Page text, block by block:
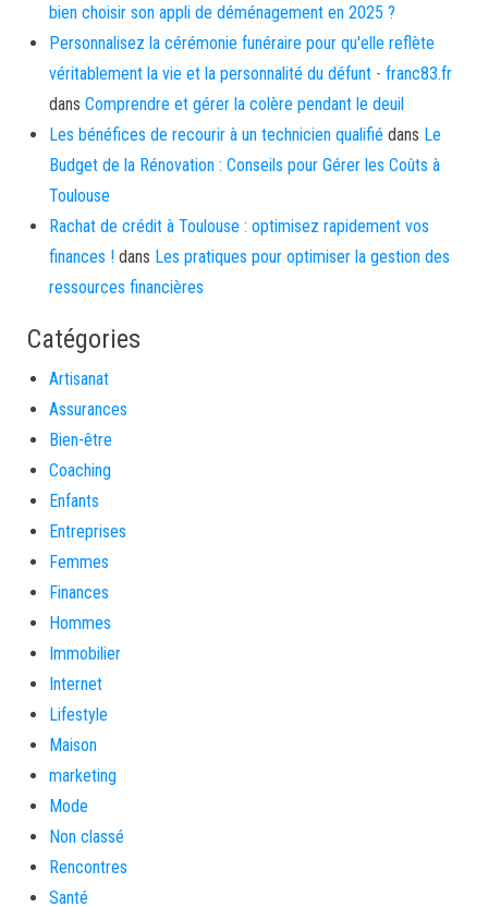
bien choisir son appli de déménagement en 2025 ?
Personnalisez la cérémonie funéraire pour qu'elle reflète
véritablement la vie et la personnalité du défunt - franc83.fr
dans Comprendre et gérer la colère pendant le deuil
Les bénéfices de recourir à un technicien qualifié dans Le
Budget de la Rénovation : Conseils pour Gérer les Coûts à
Toulouse
Rachat de crédit à Toulouse : optimisez rapidement vos
finances ! dans Les pratiques pour optimiser la gestion des
ressources financières
Catégories
Artisanat
Assurances
Bien-être
Coaching
Enfants
Entreprises
Femmes
Finances
Hommes
Immobilier
Internet
Lifestyle
Maison
marketing
Mode
Non classé
Rencontres
Santé